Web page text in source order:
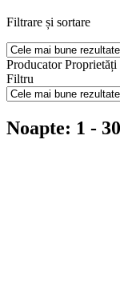
Filtrare și sortare
Producator Proprietăți
Filtru
Noapte: 1 -